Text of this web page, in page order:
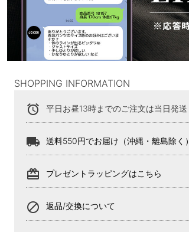
SHOPPING INFORMATION
alarm 平日お昼13時までのご注文は当日発送
local_shipping 送料550円でお届け（沖縄・離島除く）
card_giftcard プレゼントラッピングはこちら
block 返品/交換について